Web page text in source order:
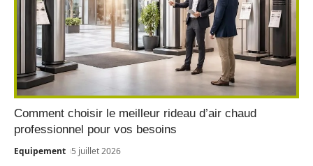
Comment choisir le meilleur rideau d’air chaud
professionnel pour vos besoins
Equipement 5 juillet 2026